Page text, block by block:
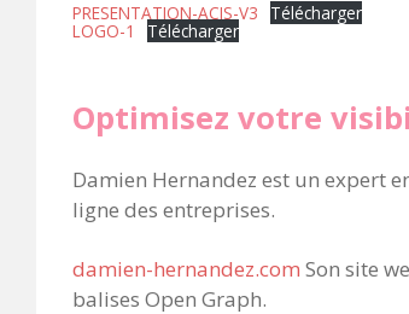
PRESENTATION-ACIS-V3 Télécharger
LOGO-1 Télécharger
Optimisez votre
Damien Hernandez est un expert
ligne des entreprises.
damien-hernandez.com Son site
balises Open Graph.